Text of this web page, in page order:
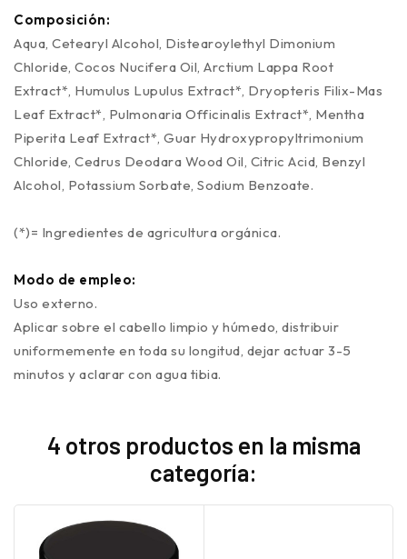
Composición:
Aqua, Cetearyl Alcohol, Distearoylethyl Dimonium
Chloride, Cocos Nucifera Oil, Arctium Lappa Root
Extract*, Humulus Lupulus Extract*, Dryopteris Filix-Mas
Leaf Extract*, Pulmonaria Officinalis Extract*, Mentha
Piperita Leaf Extract*, Guar Hydroxypropyltrimonium
Chloride, Cedrus Deodara Wood Oil, Citric Acid, Benzyl
Alcohol, Potassium Sorbate, Sodium Benzoate.
(*)= Ingredientes de agricultura orgánica.
Modo de empleo:
Uso externo.
Aplicar sobre el cabello limpio y húmedo, distribuir
uniformemente en toda su longitud, dejar actuar 3-5
minutos y aclarar con agua tibia.
4 otros productos en la misma
categoría: